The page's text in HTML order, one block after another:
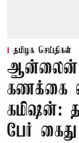
தமிழக செய்திகள்
ஆன்லைன்
கணக்கை
கமிஷன்:
பேர் கைது